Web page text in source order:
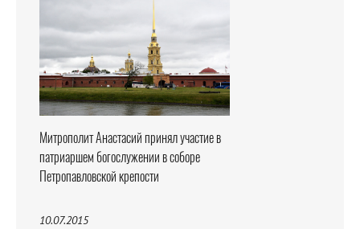
Митрополит Анастасий принял участие в
патриаршем богослужении в соборе
Петропавловской крепости
10.07.2015